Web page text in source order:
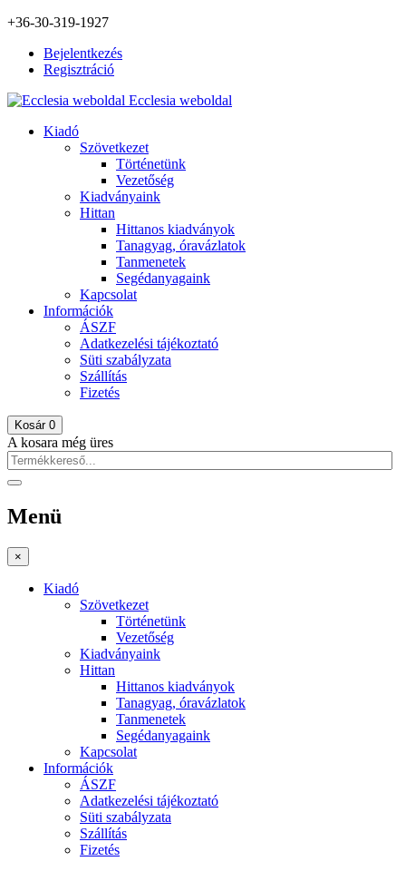
+36-30-319-1927
Bejelentkezés
Regisztráció
Ecclesia weboldal
Kiadó
Szövetkezet
Történetünk
Vezetőség
Kiadványaink
Hittan
Hittanos kiadványok
Tanagyag, óravázlatok
Tanmenetek
Segédanyagaink
Kapcsolat
Információk
ÁSZF
Adatkezelési tájékoztató
Süti szabályzata
Szállítás
Fizetés
Kosár 0
A kosara még üres
Menü
×
Kiadó
Szövetkezet
Történetünk
Vezetőség
Kiadványaink
Hittan
Hittanos kiadványok
Tanagyag, óravázlatok
Tanmenetek
Segédanyagaink
Kapcsolat
Információk
ÁSZF
Adatkezelési tájékoztató
Süti szabályzata
Szállítás
Fizetés